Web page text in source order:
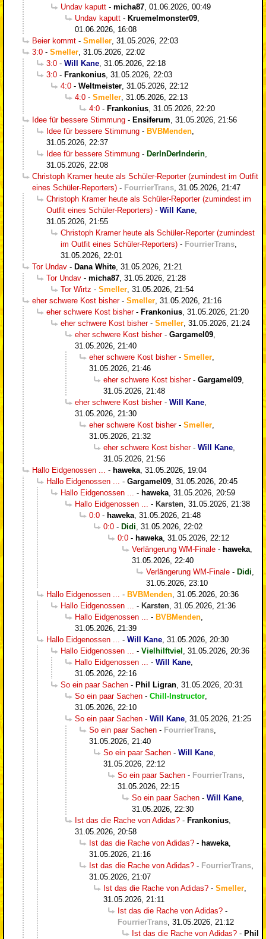
Undav kaputt - micha87 01.06.2026, 00:49
Undav kaputt - Kruemelmonster09
01.06.2026, 16:08
Beier kommt - Smeller 31.05.2026, 22:03
3:0 - Smeller 31.05.2026, 22:02
3:0 - Will Kane 31.05.2026, 22:18
3:0 - Frankonius 31.05.2026, 22:03
4:0 - Weltmeister 31.05.2026, 22:12
4:0 - Smeller 31.05.2026, 22:13
4:0 - Frankonius 31.05.2026, 22:20
Idee für bessere Stimmung - Ensiferum 31.05.2026, 21:56
Idee für bessere Stimmung - BVBMenden
31.05.2026, 22:37
Idee für bessere Stimmung - DerInDerInderin
31.05.2026, 22:08
Christoph Kramer heute als Schüler-Reporter (zumindest im Outfit
eines Schüler-Reporters) - FourrierTrans 31.05.2026, 21:47
Christoph Kramer heute als Schüler-Reporter (zumindest im
Outfit eines Schüler-Reporters) - Will Kane
31.05.2026, 21:55
Christoph Kramer heute als Schüler-Reporter (zumindest
im Outfit eines Schüler-Reporters) - FourrierTrans
31.05.2026, 22:01
Tor Undav - Dana White 31.05.2026, 21:21
Tor Undav - micha87 31.05.2026, 21:28
Tor Wirtz - Smeller 31.05.2026, 21:54
eher schwere Kost bisher- Smeller 31.05.2026, 21:16
eher schwere Kost bisher- Frankonius 31.05.2026, 21:20
eher schwere Kost bisher- Smeller 31.05.2026, 21:24
eher schwere Kost bisher- Gargamel09
31.05.2026, 21:40
eher schwere Kost bisher- Smeller
31.05.2026, 21:46
eher schwere Kost bisher- Gargamel09
31.05.2026, 21:48
eher schwere Kost bisher- Will Kane
31.05.2026, 21:30
eher schwere Kost bisher- Smeller
31.05.2026, 21:32
eher schwere Kost bisher- Will Kane
31.05.2026, 21:56
Hallo Eidgenossen ...
- haweka 31.05.2026, 19:04
Hallo Eidgenossen ...
- Gargamel09 31.05.2026, 20:45
Hallo Eidgenossen ...
- haweka 31.05.2026, 20:59
Hallo Eidgenossen ...
- Karsten 31.05.2026, 21:38
0:0 - haweka 31.05.2026, 21:48
0:0 - Didi 31.05.2026, 22:02
0:0 - haweka 31.05.2026, 22:12
Verlängerung WM-Finale - haweka
31.05.2026, 22:40
Verlängerung WM-Finale - Didi
31.05.2026, 23:10
Hallo Eidgenossen ...
- BVBMenden 31.05.2026, 20:36
Hallo Eidgenossen ...
- Karsten 31.05.2026, 21:36
Hallo Eidgenossen ...
- BVBMenden
31.05.2026, 21:39
Hallo Eidgenossen ...
- Will Kane 31.05.2026, 20:30
Hallo Eidgenossen ...
- Vielhilftviel
31.05.2026, 20:36
Hallo Eidgenossen ...
- Will Kane
31.05.2026, 22:16
So ein paar Sachen - Phil Ligran 31.05.2026, 20:31
So ein paar Sachen - Chill-Instructor
31.05.2026, 22:10
So ein paar Sachen - Will Kane 31.05.2026, 21:25
So ein paar Sachen - FourrierTrans
31.05.2026, 21:40
So ein paar Sachen - Will Kane
31.05.2026, 22:12
So ein paar Sachen - FourrierTrans
31.05.2026, 22:15
So ein paar Sachen - Will Kane
31.05.2026, 22:30
Ist das die Rache von Adidas? - Frankonius
31.05.2026, 20:58
Ist das die Rache von Adidas? - haweka
31.05.2026, 21:16
Ist das die Rache von Adidas? - FourrierTrans
31.05.2026, 21:07
Ist das die Rache von Adidas? - Smeller
31.05.2026, 21:11
Ist das die Rache von Adidas? -
FourrierTrans 31.05.2026, 21:12
Ist das die Rache von Adidas? - Phil